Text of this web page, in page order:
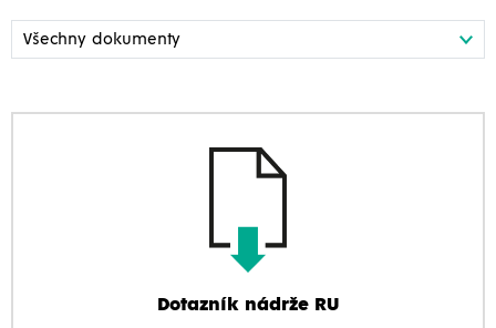
Dotazník nádrže RU